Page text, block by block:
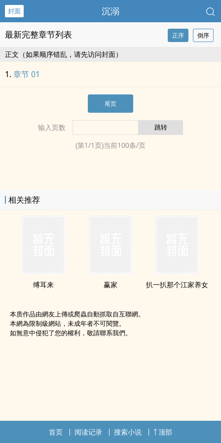
封面 沉溺
最新完整章节列表 正序 倒序
正文（如果顺序错乱，请先访问封面）
章节 01
尾页
输入页数
(第1/1页)当前100条/页
相关推荐
缚耳来 赢家 扒一扒那个江家养女
本质作品由網友上傳或爬蟲自動抓取自互聯網。
本網為限制級網站，未成年者不可閱覽。
如無意中侵犯了您的權利，敬請聯系我們。
首页 阅读记录 搜索小说 顶部